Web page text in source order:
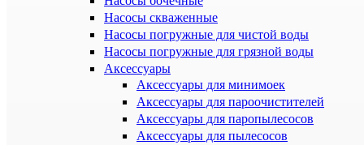
Насосы скваженные
Насосы погружные для чистой воды
Насосы погружные для грязной воды
Аксессуары
Аксессуары для минимоек
Аксессуары для пароочистителей
Аксессуары для паропылесосов
Аксессуары для пылесосов